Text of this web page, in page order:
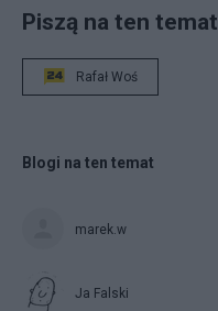
Piszą na ten temat
Rafał Woś
Blogi na ten temat
marek.w
Ja Falski